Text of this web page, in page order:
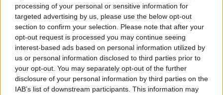
processing of your personal or sensitive information for
targeted advertising by us, please use the below opt-out
section to confirm your selection. Please note that after your
opt-out request is processed you may continue seeing
interest-based ads based on personal information utilized by
us or personal information disclosed to third parties prior to
your opt-out. You may separately opt-out of the further
disclosure of your personal information by third parties on the
IAB’s list of downstream participants. This information may